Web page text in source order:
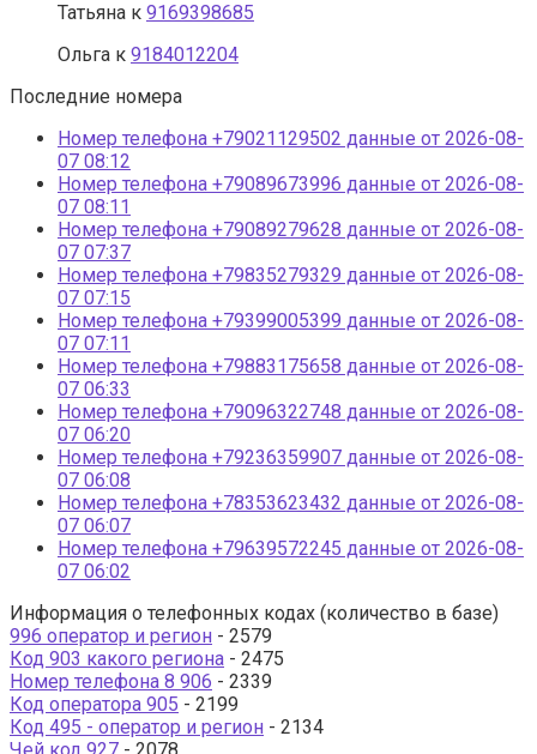
Татьяна к 9169398685
Ольга к 9184012204
Последние номера
Номер телефона +79021129502 данные от 2026-08-
07 08:12
Номер телефона +79089673996 данные от 2026-08-
07 08:11
Номер телефона +79089279628 данные от 2026-08-
07 07:37
Номер телефона +79835279329 данные от 2026-08-
07 07:15
Номер телефона +79399005399 данные от 2026-08-
07 07:11
Номер телефона +79883175658 данные от 2026-08-
07 06:33
Номер телефона +79096322748 данные от 2026-08-
07 06:20
Номер телефона +79236359907 данные от 2026-08-
07 06:08
Номер телефона +78353623432 данные от 2026-08-
07 06:07
Номер телефона +79639572245 данные от 2026-08-
07 06:02
Информация о телефонных кодах (количество в базе)
996 оператор и регион - 2579
Код 903 какого региона - 2475
Номер телефона 8 906 - 2339
Код оператора 905 - 2199
Код 495 - оператор и регион - 2134